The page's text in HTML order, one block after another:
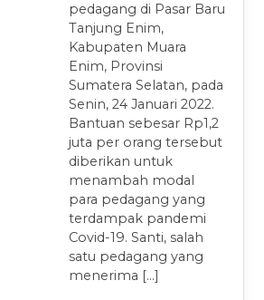
pedagang di Pasar Baru
Tanjung Enim,
Kabupaten Muara
Enim, Provinsi
Sumatera Selatan, pada
Senin, 24 Januari 2022.
Bantuan sebesar Rp1,2
juta per orang tersebut
diberikan untuk
menambah modal
para pedagang yang
terdampak pandemi
Covid-19. Santi, salah
satu pedagang yang
menerima […]